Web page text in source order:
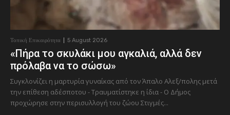
Τοπική Επικαιρότητα 5 August 2026
«Πήρα το σκυλάκι μου αγκαλιά, αλλά δεν
πρόλαβα να το σώσω»
Συγκλονίζει η μαρτυρία γυναίκας από τον Άπαλο Αλεξ/πολης μετά
την επίθεση αδέσποτου - Τραυματίστηκε η ίδια - Ο Δήμος
προχώρησε στην περισυλλογή του ζώου Στιγμές...